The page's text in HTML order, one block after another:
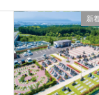
新